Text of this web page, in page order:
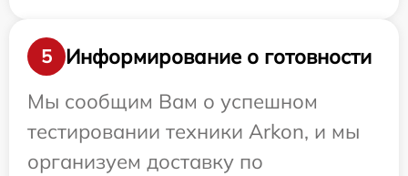
5
Информирование о готовности
Мы сообщим Вам о успешном
тестировании техники Arkon, и мы
организуем доставку по